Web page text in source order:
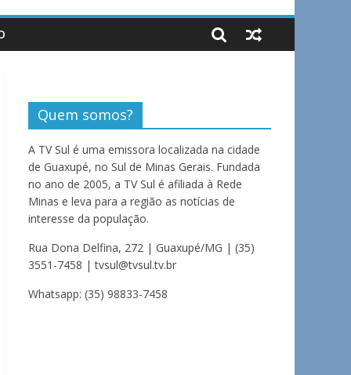
Quem somos?
A TV Sul é uma emissora localizada na cidade
de Guaxupé, no Sul de Minas Gerais. Fundada
no ano de 2005, a TV Sul é afiliada à Rede
Minas e leva para a região as notícias de
interesse da população.
Rua Dona Delfina, 272 | Guaxupé/MG | (35)
3551-7458 | tvsul@tvsul.tv.br
Whatsapp: (35) 98833-7458